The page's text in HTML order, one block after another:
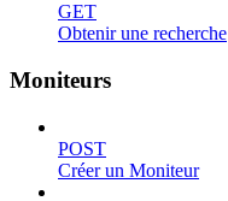
GET
Obtenir une recherche
Moniteurs
POST
Créer un Moniteur